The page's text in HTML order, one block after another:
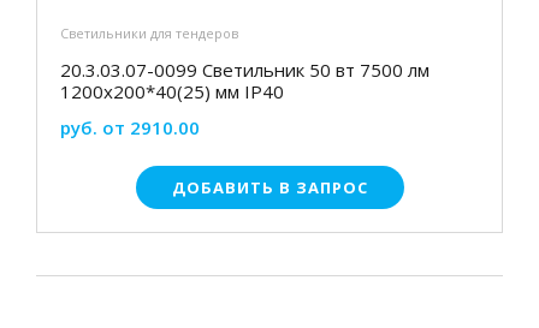
Светильники для тендеров
20.3.03.07-0099 Светильник 50 вт 7500 лм
1200х200*40(25) мм IP40
руб. от 2910.00
ДОБАВИТЬ В ЗАПРОС